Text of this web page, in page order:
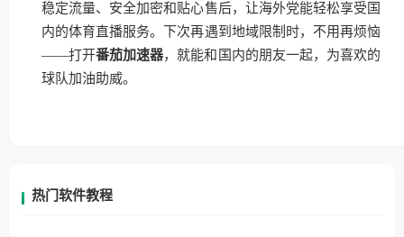
稳定流量、安全加密和贴心售后，让海外党能轻松享受国
内的体育直播服务。下次再遇到地域限制时，不用再烦恼
——打开番茄加速器，就能和国内的朋友一起，为喜欢的
球队加油助威。
热门软件教程